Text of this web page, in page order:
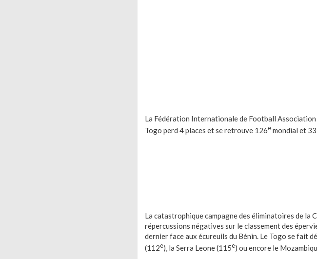
La Fédération Internationale de Football Association
Togo perd 4 places et se retrouve 126e mondial et 33
La catastrophique campagne des éliminatoires de la
répercussions négatives sur le classement des
dernier face aux écureuils du Bénin. Le Togo se fait
(112e), la Serra Leone (115e) ou encore le